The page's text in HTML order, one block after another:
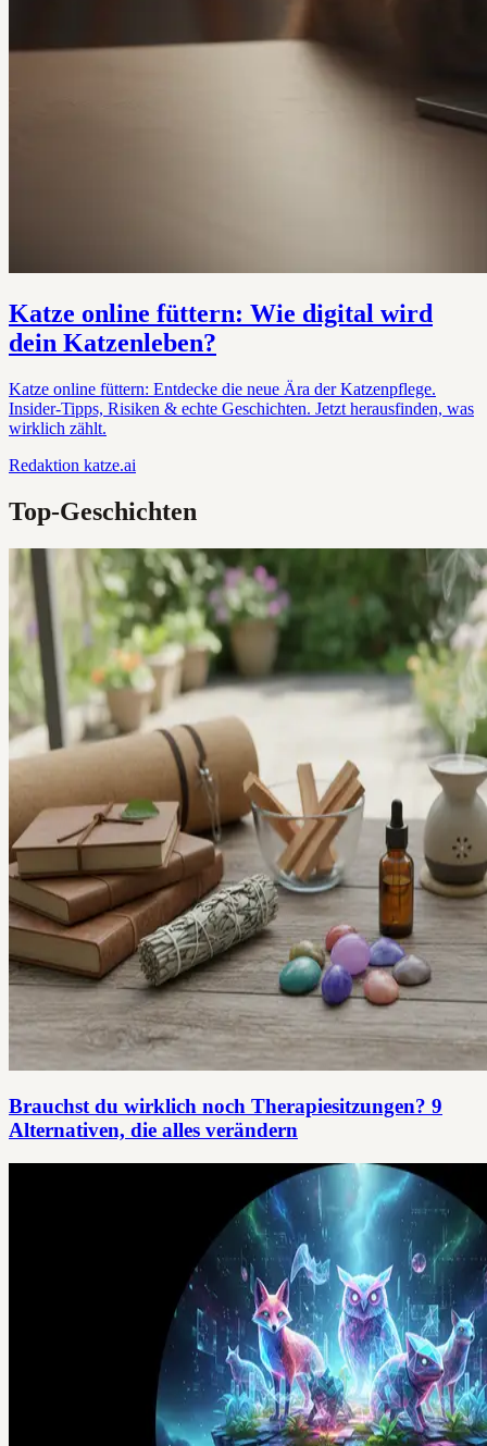
Katze online füttern: Wie digital wird
dein Katzenleben?
Katze online füttern: Entdecke die neue Ära der Katzenpflege.
Insider-Tipps, Risiken & echte Geschichten. Jetzt herausfinden, was
wirklich zählt.
Redaktion katze.ai
Top-Geschichten
Brauchst du wirklich noch Therapiesitzungen? 9
Alternativen, die alles verändern